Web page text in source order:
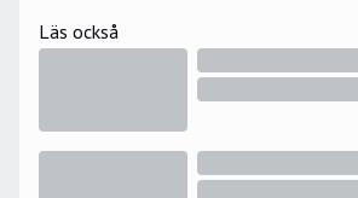
Läs också